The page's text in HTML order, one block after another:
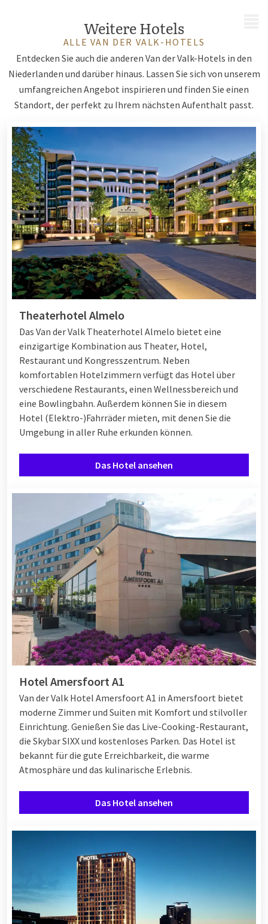
Weitere Hotels
ALLE VAN DER VALK-HOTELS
Entdecken Sie auch die anderen Van der Valk-Hotels in den
Niederlanden und darüber hinaus. Lassen Sie sich von unserem
umfangreichen Angebot inspirieren und finden Sie einen
Standort, der perfekt zu Ihrem nächsten Aufenthalt passt.
Theaterhotel Almelo
Das Van der Valk Theaterhotel Almelo bietet eine
einzigartige Kombination aus Theater, Hotel,
Restaurant und Kongresszentrum. Neben
komfortablen Hotelzimmern verfügt das Hotel über
verschiedene Restaurants, einen Wellnessbereich und
eine Bowlingbahn. Außerdem können Sie in diesem
Hotel (Elektro-)Fahrräder mieten, mit denen Sie die
Umgebung in aller Ruhe erkunden können.
Das Hotel ansehen
Hotel Amersfoort A1
Van der Valk Hotel Amersfoort A1 in Amersfoort bietet
moderne Zimmer und Suiten mit Komfort und stilvoller
Einrichtung. Genießen Sie das Live-Cooking-Restaurant,
die Skybar SIXX und kostenloses Parken. Das Hotel ist
bekannt für die gute Erreichbarkeit, die warme
Atmosphäre und das kulinarische Erlebnis.
Das Hotel ansehen